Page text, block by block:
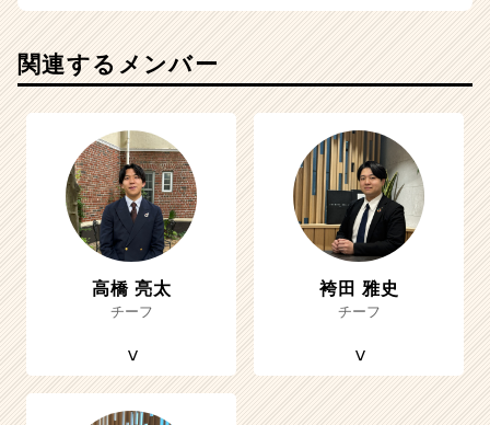
関連するメンバー
高橋 亮太
チーフ
袴田 雅史
チーフ